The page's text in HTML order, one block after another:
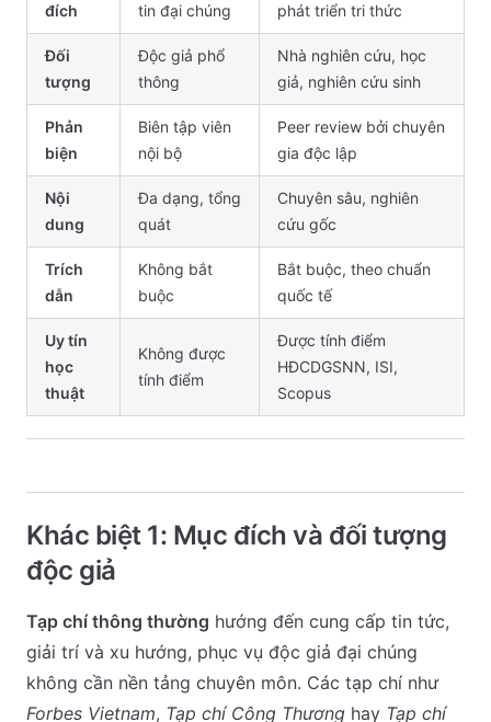
đích
tin đại chúng
phát triển tri thức
Đối
tượng
Độc giả phổ
thông
Nhà nghiên cứu, học
giả, nghiên cứu sinh
Phản
biện
Biên tập viên
nội bộ
Peer review bởi chuyên
gia độc lập
Nội
dung
Đa dạng, tổng
quát
Chuyên sâu, nghiên
cứu gốc
Trích
dẫn
Không bắt
buộc
Bắt buộc, theo chuẩn
quốc tế
Uy tín
học
thuật
Không được
tính điểm
Được tính điểm
HĐCDGSNN, ISI,
Scopus
Khác biệt 1: Mục đích và đối tượng
độc giả
Tạp chí thông thường hướng đến cung cấp tin tức,
giải trí và xu hướng, phục vụ độc giả đại chúng
không cần nền tảng chuyên môn. Các tạp chí như
Forbes Vietnam, Tạp chí Công Thương hay Tạp chí